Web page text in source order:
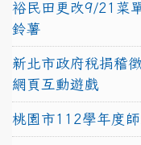
裕民田更改9/21菜
鈴薯
新北市政府稅捐稽
網頁互動遊戲
桃園市112學年度